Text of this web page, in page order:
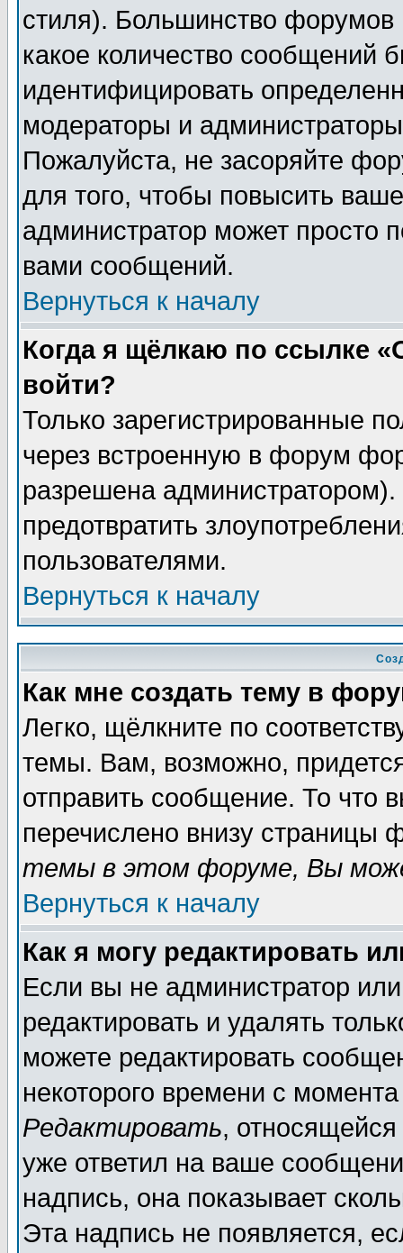
стиля). Большинство форумов
какое количество сообщений
идентифицировать
модераторы и
Пожалуйста, не засоряйте
для того, чтобы повысить
администратор может просто
вами сообщений.
Вернуться к началу
Когда я щёлкаю по ссылке
войти?
Только зарегистрированные
через встроенную в форум
разрешена
предотвратить
пользователями.
Вернуться к началу
Как мне создать тему в
Легко, щёлкните по
темы. Вам, возможно,
отправить сообщение. То что
перечислено внизу страницы
темы в этом форуме, Вы
Вернуться к началу
Как я могу редактировать
Если вы не администратор
редактировать и удалять
можете редактировать
некоторого времени с
Редактировать,
уже ответил на ваше
надпись, она показывает
Эта надпись не появляется,